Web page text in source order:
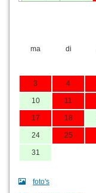
ma di
3 4
10 11
17 18
24 25
31
foto's